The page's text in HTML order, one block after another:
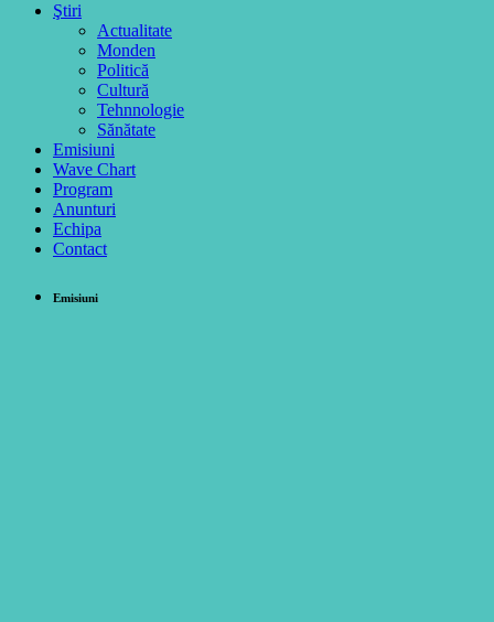
Ştiri
Actualitate
Monden
Politică
Cultură
Tehnnologie
Sănătate
Emisiuni
Wave Chart
Program
Anunturi
Echipa
Contact
Emisiuni